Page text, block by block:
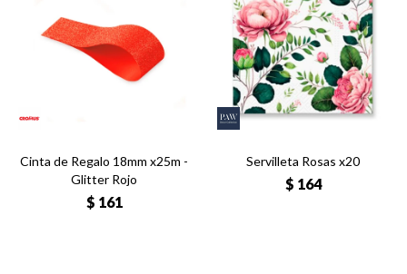
Cinta de Regalo 18mm x25m -
Glitter Rojo
$ 161
Servilleta Rosas x20
$ 164